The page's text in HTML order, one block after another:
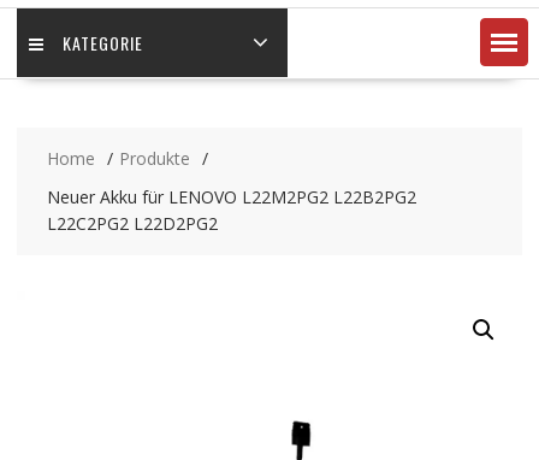
KATEGORIE
Home
Produkte
Neuer Akku für LENOVO L22M2PG2 L22B2PG2
L22C2PG2 L22D2PG2